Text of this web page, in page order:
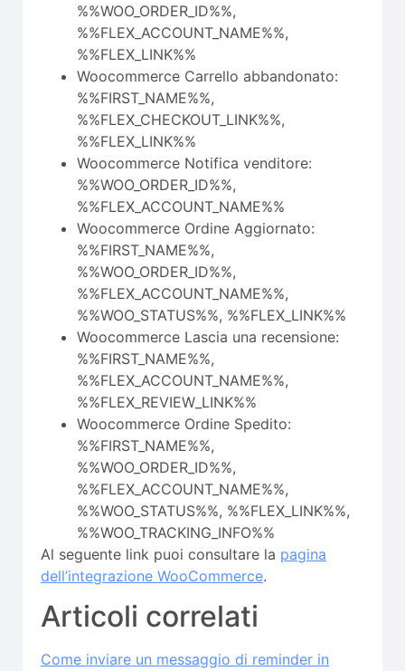
%%WOO_ORDER_ID%%,
%%FLEX_ACCOUNT_NAME%%,
%%FLEX_LINK%%
Woocommerce Carrello abbandonato:
%%FIRST_NAME%%,
%%FLEX_CHECKOUT_LINK%%,
%%FLEX_LINK%%
Woocommerce Notifica venditore:
%%WOO_ORDER_ID%%,
%%FLEX_ACCOUNT_NAME%%
Woocommerce Ordine Aggiornato:
%%FIRST_NAME%%,
%%WOO_ORDER_ID%%,
%%FLEX_ACCOUNT_NAME%%,
%%WOO_STATUS%%, %%FLEX_LINK%%
Woocommerce Lascia una recensione:
%%FIRST_NAME%%,
%%FLEX_ACCOUNT_NAME%%,
%%FLEX_REVIEW_LINK%%
Woocommerce Ordine Spedito:
%%FIRST_NAME%%,
%%WOO_ORDER_ID%%,
%%FLEX_ACCOUNT_NAME%%,
%%WOO_STATUS%%, %%FLEX_LINK%%,
%%WOO_TRACKING_INFO%%
Al seguente link puoi consultare la pagina
dell’integrazione WooCommerce.
Articoli correlati
Come inviare un messaggio di reminder in